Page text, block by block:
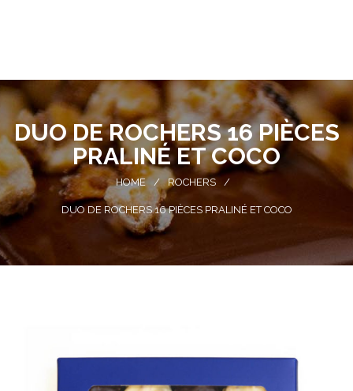
DUO DE ROCHERS 16 PIÈCES
PRALINÉ ET COCO
HOME / ROCHERS /
DUO DE ROCHERS 16 PIÈCES PRALINÉ ET COCO